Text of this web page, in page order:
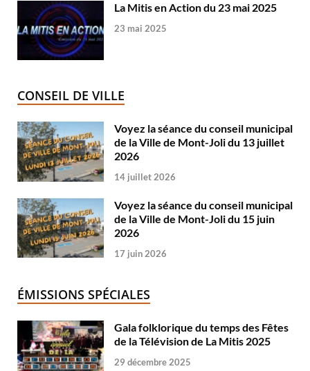
La Mitis en Action du 23 mai 2025
23 mai 2025
CONSEIL DE VILLE
Voyez la séance du conseil municipal
de la Ville de Mont-Joli du 13 juillet
2026
14 juillet 2026
Voyez la séance du conseil municipal
de la Ville de Mont-Joli du 15 juin
2026
17 juin 2026
ÉMISSIONS SPÉCIALES
Gala folklorique du temps des Fêtes
de la Télévision de La Mitis 2025
29 décembre 2025